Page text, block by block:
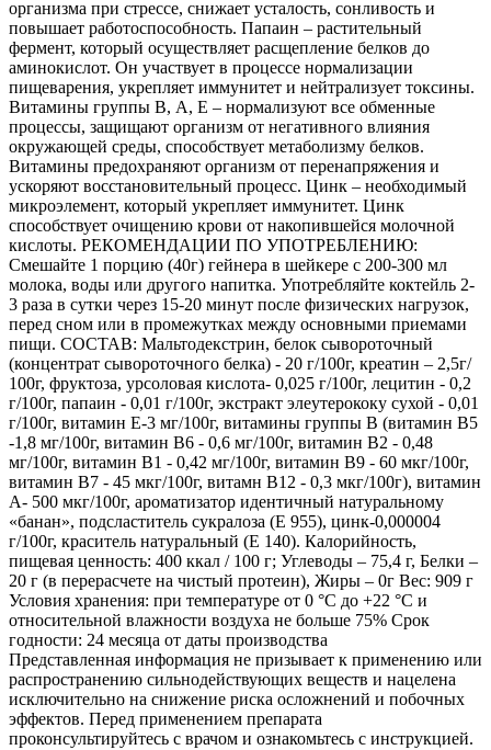
организма при стрессе, снижает усталость, сонливость и
повышает работоспособность. Папаин – растительный
фермент, который осуществляет расщепление белков до
аминокислот. Он участвует в процессе нормализации
пищеварения, укрепляет иммунитет и нейтрализует токсины.
Витамины группы В, А, Е – нормализуют все обменные
процессы, защищают организм от негативного влияния
окружающей среды, способствует метаболизму белков.
Витамины предохраняют организм от перенапряжения и
ускоряют восстановительный процесс. Цинк – необходимый
микроэлемент, который укрепляет иммунитет. Цинк
способствует очищению крови от накопившейся молочной
кислоты. РЕКОМЕНДАЦИИ ПО УПОТРЕБЛЕНИЮ:
Смешайте 1 порцию (40г) гейнера в шейкере с 200-300 мл
молока, воды или другого напитка. Употребляйте коктейль 2-
3 раза в сутки через 15-20 минут после физических нагрузок,
перед сном или в промежутках между основными приемами
пищи. СОСТАВ: Мальтодекстрин, белок сывороточный
(концентрат сывороточного белка) - 20 г/100г, креатин – 2,5г/
100г, фруктоза, урсоловая кислота- 0,025 г/100г, лецитин - 0,2
г/100г, папаин - 0,01 г/100г, экстракт элеутерококу сухой - 0,01
г/100г, витамин Е-3 мг/100г, витамины группы В (витамин В5
-1,8 мг/100г, витамин В6 - 0,6 мг/100г, витамин В2 - 0,48
мг/100г, витамин В1 - 0,42 мг/100г, витамин В9 - 60 мкг/100г,
витамин В7 - 45 мкг/100г, витамн В12 - 0,3 мкг/100г), витамин
А- 500 мкг/100г, ароматизатор идентичный натуральному
«банан», подсластитель сукралоза (Е 955), цинк-0,000004
г/100г, краситель натуральный (Е 140). Калорийность,
пищевая ценность: 400 ккал / 100 г; Углеводы – 75,4 г, Белки –
20 г (в перерасчете на чистый протеин), Жиры – 0г Вес: 909 г
Условия хранения: при температуре от 0 °С до +22 °С и
относительной влажности воздуха не больше 75% Срок
годности: 24 месяца от даты производства
Представленная информация не призывает к применению или
распространению сильнодействующих веществ и нацелена
исключительно на снижение риска осложнений и побочных
эффектов. Перед применением препарата
проконсультируйтесь с врачом и ознакомьтесь с инструкцией.